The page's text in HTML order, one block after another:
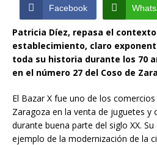
Facebook
Patricia Díez, repasa el
establecimiento, claro
toda su historia durante los 70
en el número 27 del Coso de
El Bazar X fue uno de los
Zaragoza en la venta de juguetes y
durante buena parte del siglo XX.
ejemplo de la modernización de la